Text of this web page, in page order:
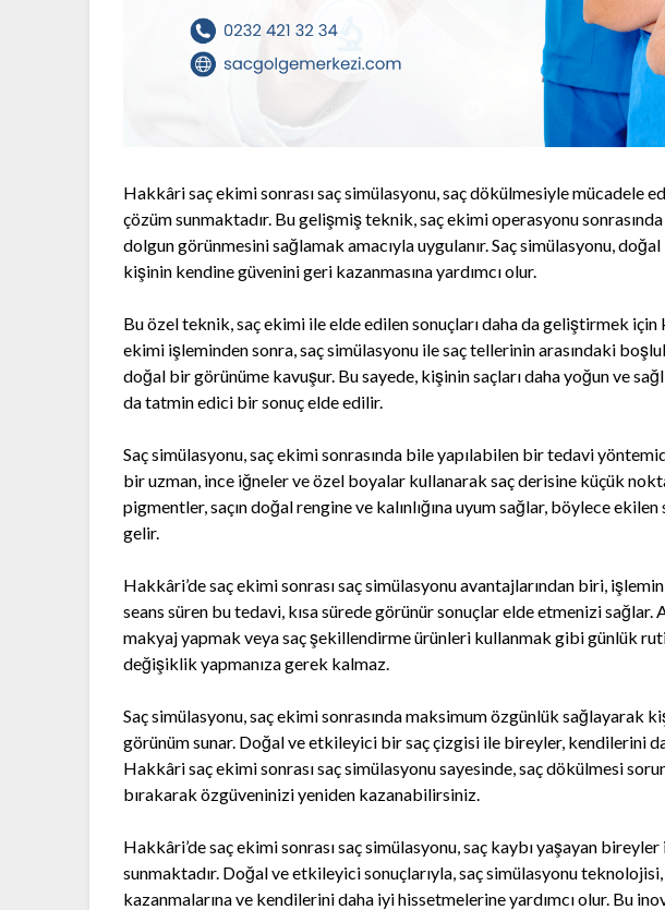
Hakkâri saç ekimi sonrası saç simülasyonu, saç dökülmesiyle mücadele
çözüm sunmaktadır. Bu gelişmiş teknik, saç ekimi operasyonu
dolgun görünmesini sağlamak amacıyla uygulanır. Saç simülasyonu,
kişinin kendine güvenini geri kazanmasına yardımcı olur.
Bu özel teknik, saç ekimi ile elde edilen sonuçları daha da geliştirmek için
ekimi işleminden sonra, saç simülasyonu ile saç tellerinin arasındaki
doğal bir görünüme kavuşur. Bu sayede, kişinin saçları daha yoğun ve
da tatmin edici bir sonuç elde edilir.
Saç simülasyonu, saç ekimi sonrasında bile yapılabilen bir tedavi
bir uzman, ince iğneler ve özel boyalar kullanarak saç derisine küçük
pigmentler, saçın doğal rengine ve kalınlığına uyum sağlar, böylece
gelir.
Hakkâri’de saç ekimi sonrası saç simülasyonu avantajlarından biri,
seans süren bu tedavi, kısa sürede görünür sonuçlar elde etmenizi sağlar.
makyaj yapmak veya saç şekillendirme ürünleri kullanmak gibi günlük
değişiklik yapmanıza gerek kalmaz.
Saç simülasyonu, saç ekimi sonrasında maksimum özgünlük
görünüm sunar. Doğal ve etkileyici bir saç çizgisi ile bireyler, kendilerini
Hakkâri saç ekimi sonrası saç simülasyonu sayesinde, saç dökülmesi
bırakarak özgüveninizi yeniden kazanabilirsiniz.
Hakkâri’de saç ekimi sonrası saç simülasyonu, saç kaybı yaşayan
sunmaktadır. Doğal ve etkileyici sonuçlarıyla, saç simülasyonu
kazanmalarına ve kendilerini daha iyi hissetmelerine yardımcı olur. Bu